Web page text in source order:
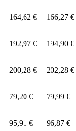
164,62 € 166,27 €
192,97 € 194,90 €
200,28 € 202,28 €
79,20 € 79,99 €
95,91 € 96,87 €